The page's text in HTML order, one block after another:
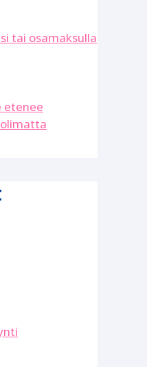
tai osamaksulla
etenee